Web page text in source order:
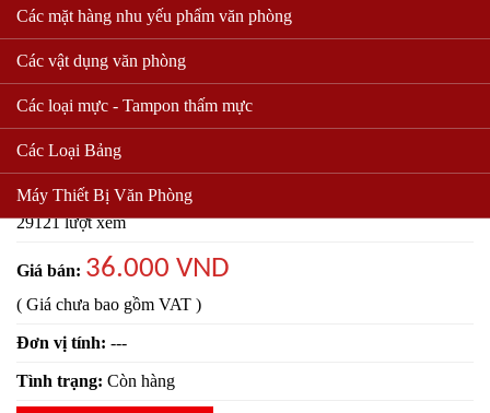
Các mặt hàng nhu yếu phẩm văn phòng
Các vật dụng văn phòng
Các loại mực - Tampon thấm mực
Các Loại Bảng
Máy Thiết Bị Văn Phòng
Nước Tẩy Bồn Cầu Vim 600ml
Mã sản phẩm:
29121 lượt xem
Giá bán: 36.000 VND
( Giá chưa bao gồm VAT )
Đơn vị tính: ---
Tình trạng: Còn hàng